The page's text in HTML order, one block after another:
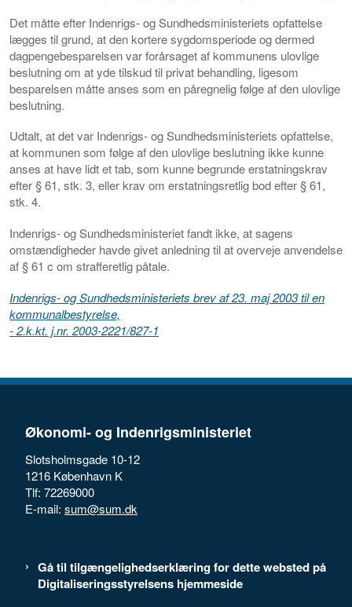
Det måtte efter Indenrigs- og Sundhedsministeriets opfattelse
lægges til grund, at den kortere sygdomsperiode og dermed
dagpengebesparelsen var forårsaget af kommunens ulovlige
beslutning om at yde tilskud til privat behandling, ligesom
besparelsen måtte anses som en påregnelig følge af den ulovlige
beslutning.
Udtalt, at det var Indenrigs- og Sundhedsministeriets opfattelse,
at kommunen som følge af den ulovlige beslutning ikke kunne
anses at have lidt et tab, som kunne begrunde erstatningskrav
efter § 61, stk. 3, eller krav om erstatningsretlig bod efter § 61,
stk. 4.
Indenrigs- og Sundhedsministeriet fandt ikke, at sagens
omstændigheder havde givet anledning til at overveje anvendelse
af § 61 c om strafferetlig påtale.
Indenrigs- og Sundhedsministeriets brev af 23. maj 2003 til en
kommunalbestyrelse,
- 2.k.kt. j.nr. 2003-2221/827-1
Økonomi- og Indenrigsministeriet
Slotsholmsgade 10-12
1216 København K
Tlf: 72269000
E-mail: sum@sum.dk
Gå til tilgængelighedserklæring for dette websted på
Digitaliseringsstyrelsens hjemmeside